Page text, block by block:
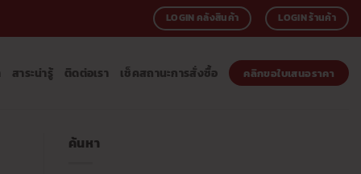
LOGIN คลังสินค้า LOGIN ร้านค้า
สาระน่ารู้ ติดต่อเรา เช็คสถานะการสั่งซื้อ คลิกขอใบเสนอราคา
ค้นหา